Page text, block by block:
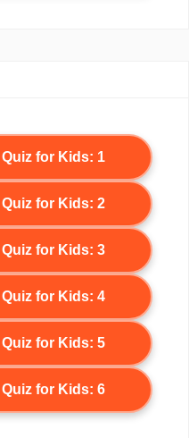
for Kids: 1
for Kids: 2
for Kids: 3
for Kids: 4
for Kids: 5
for Kids: 6